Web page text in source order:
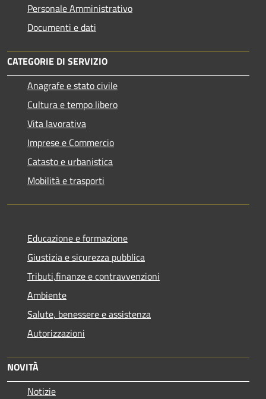
Personale Amministrativo
Documenti e dati
CATEGORIE DI SERVIZIO
Anagrafe e stato civile
Cultura e tempo libero
Vita lavorativa
Imprese e Commercio
Catasto e urbanistica
Mobilità e trasporti
Educazione e formazione
Giustizia e sicurezza pubblica
Tributi,finanze e contravvenzioni
Ambiente
Salute, benessere e assistenza
Autorizzazioni
NOVITÀ
Notizie